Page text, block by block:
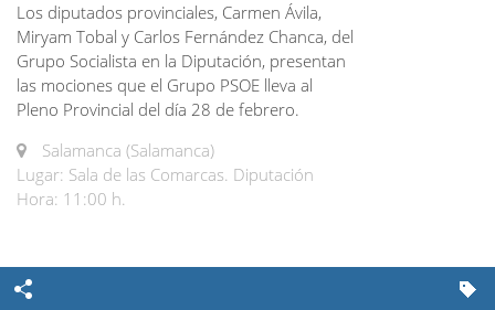
Los diputados provinciales, Carmen Ávila,
Miryam Tobal y Carlos Fernández Chanca, del
Grupo Socialista en la Diputación, presentan
las mociones que el Grupo PSOE lleva al
Pleno Provincial del día 28 de febrero.
Salamanca (Salamanca)
Lugar: Sala de las Comarcas. Diputación
Hora: 11:00 h.